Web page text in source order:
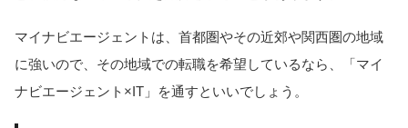
マイナビエージェントは、首都圏やその近郊や関西圏の地域
に強いので、その地域での転職を希望しているなら、「マイ
ナビエージェント×IT」を通すといいでしょう。